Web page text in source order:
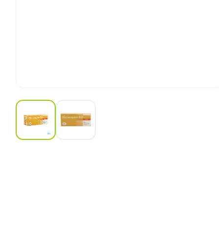
View larger image